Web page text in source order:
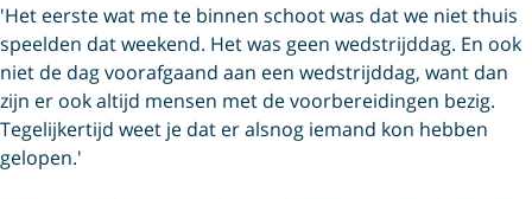
'Het eerste wat me te binnen schoot was dat we niet thuis
speelden dat weekend. Het was geen wedstrijddag. En ook
niet de dag voorafgaand aan een wedstrijddag, want dan
zijn er ook altijd mensen met de voorbereidingen bezig.
Tegelijkertijd weet je dat er alsnog iemand kon hebben
gelopen.'